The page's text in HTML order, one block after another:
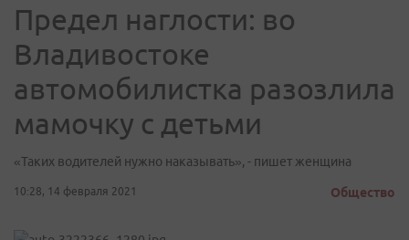
Предел наглости: во
Владивостоке
автомобилистка разозлила
мамочку с детьми
«Таких водителей нужно наказывать», - пишет женщина
10:28, 14 февраля 2021 Общество